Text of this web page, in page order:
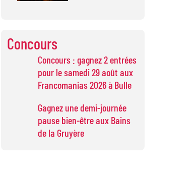
Concours
Concours : gagnez 2 entrées
pour le samedi 29 août aux
Francomanias 2026 à Bulle
Gagnez une demi-journée
pause bien-être aux Bains
de la Gruyère